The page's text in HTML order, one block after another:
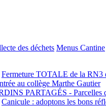
des déchets Menus Cantine
Fermeture TOTALE de la RN3
au collège Marthe Gautier
PARTAGÉS - Parcelles
Canicule : adoptons les bons